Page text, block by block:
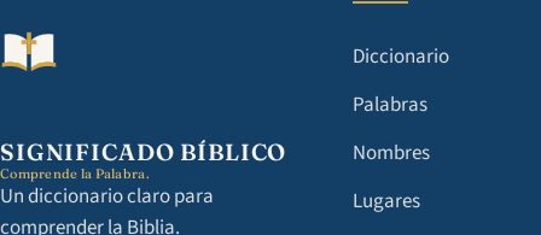
SIGNIFICADO BÍBLICO
Comprende la Palabra.
Un diccionario claro para
comprender la Biblia.
Diccionario
Palabras
Nombres
Lugares